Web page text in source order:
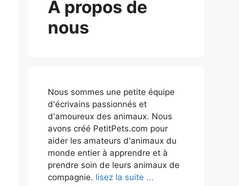
À propos de
nous
Nous sommes une petite équipe
d'écrivains passionnés et
d'amoureux des animaux. Nous
avons créé PetitPets.com pour
aider les amateurs d'animaux du
monde entier à apprendre et à
prendre soin de leurs animaux de
compagnie. lisez la suite ...